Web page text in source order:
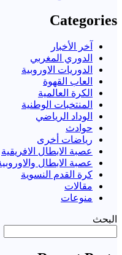
Categories
آخر الأخبار
الدوري المغربي
الدوريات الاوروبية
العاب القهوة
الكرة العالمية
المنتخبات الوطنية
الوداد الرياضي
حوادث
رياضات أخرى
عصبة الابطال الافريقية
عصبة الابطال
كرة القدم النسوية
مقالات
منوعات
البحث